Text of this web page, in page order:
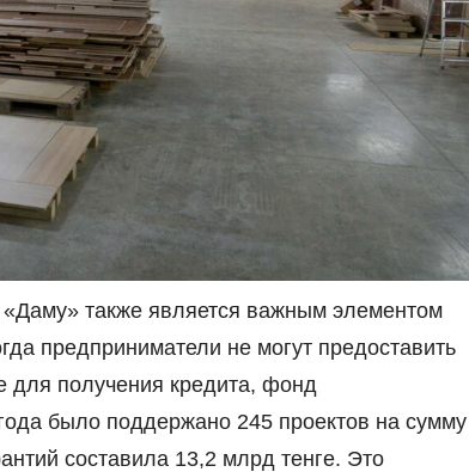
также является важным элементом
предприниматели не могут предоставить
для получения кредита, фонд
было поддержано 245 проектов на сумму
составила 13,2 млрд тенге. Это